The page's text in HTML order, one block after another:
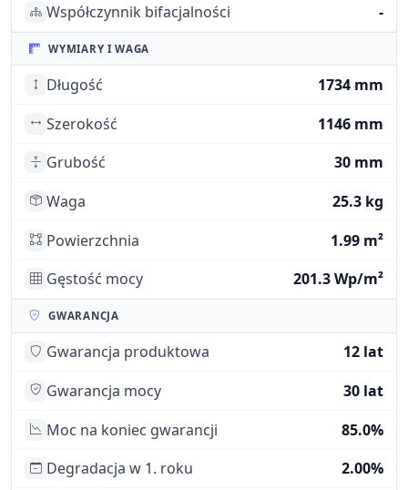
Współczynnik bifacjalności
-
WYMIARY I WAGA
Długość
1734 mm
Szerokość
1146 mm
Grubość
30 mm
Waga
25.3 kg
Powierzchnia
1.99 m²
Gęstość mocy
201.3 Wp/m²
GWARANCJA
Gwarancja produktowa
12 lat
Gwarancja mocy
30 lat
Moc na koniec gwarancji
85.0%
Degradacja w 1. roku
2.00%